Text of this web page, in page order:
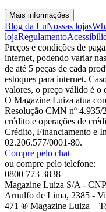
Mais informações
Blog da LuNossas lojas
lojaRegulamento
Preços e condições de
internet, podendo variar
de até 5 peças de cada
estoques para internet.
valores, o preço válido é o
O Magazine Luiza atua
Resolução CMN nº 4.935/
crédito e operações de
Crédito, Financiamento e
02.206.577/0001-80.
Compre pelo chat
ou compre pelo telefone:
0800 773 3838
Magazine Luiza S/A -
Arnulfo de Lima, 2385 -
471 ® Magazine Luiza –